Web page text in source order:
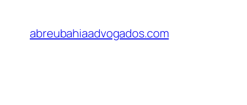
abreubahiaadvogados.com